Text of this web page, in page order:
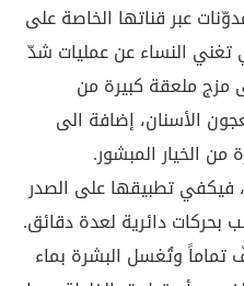
عبر قناتها الخاصة على
تغني النساء عن عمليات شدّ
مزج ملعقة كبيرة من
الأسنان، إضافة الى
الخيار المبشور.
فيكفي تطبيقها على الصدر
بحركات دائرية لعدة دقائق.
تماماً وتُغسل البشرة بماء